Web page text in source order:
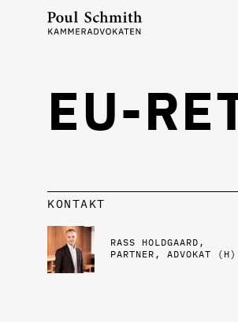
EU-
KONTAKT
RASS HOLDGAARD
PARTNER, ADVOKAT (H)